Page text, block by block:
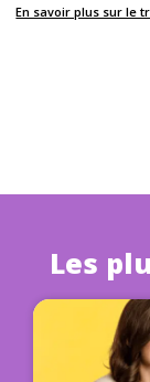
En savoir plus sur le
Les